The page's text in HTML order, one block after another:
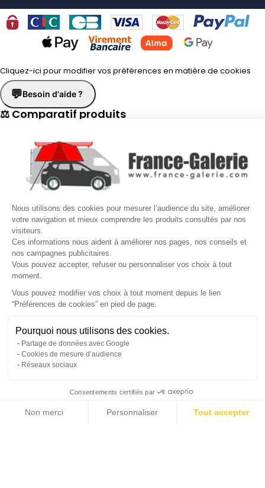
Nous utilisons des cookies pour mesurer l’audience du site, améliorer
votre navigation et mieux comprendre les produits consultés par nos
visiteurs.
Ces informations nous aident à améliorer nos pages, nos conseils et
nos campagnes publicitaires.
Vous pouvez accepter, refuser ou personnaliser vos choix à tout
moment.
Vous pouvez modifier vos choix à tout moment depuis le lien
“Préférences de cookies” en pied de page.
Pourquoi nous utilisons des cookies.
Partage de données avec Google
Cookies de mesure d’audience
Réseaux sociaux
Consentements certifiés par
Non merci Personnaliser Tout accepter
Gérer mes cookies
Cliquez-ici pour modifier vos préférences en matière de cookies
💬Besoin d'aide ?
Une question ? Nous sommes là pour vous accompagner
Non, merci
⚖ Comparatif produits
📋 Fiche technique
Demander un rappel
Nos conseillers vous rappellent duLundi au Vendredide8h30 à
17h30.
Nom* Prénom*
Téléphone
Créneau
Annuler Envoyer